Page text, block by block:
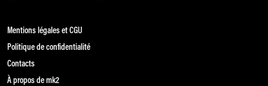
Mentions légales et CGU
Politique de confidentialité
Contacts
À propos de mk2